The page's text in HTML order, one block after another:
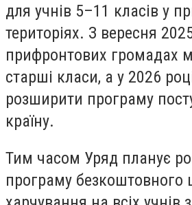
для учнів 5–11 класів у
територіях. З вересня
прифронтових громадах
старші класи, а у 2026
розширити програму
країну.
Тим часом Уряд планує
програму безкоштовного